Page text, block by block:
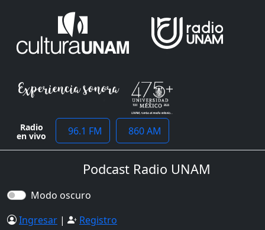
Radio
en vivo 96.1 FM 860 AM
Podcast Radio UNAM
Modo oscuro
Ingresar | Registro